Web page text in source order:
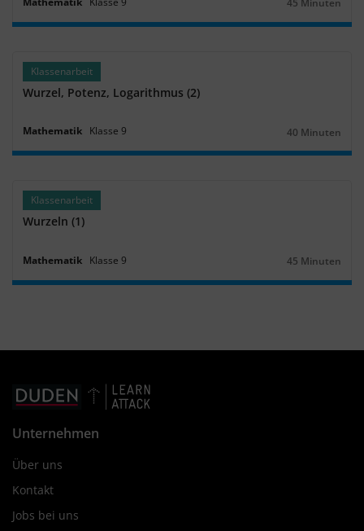
Dauer:
45 Minuten
Klassenarbeit
Wurzel, Potenz, Logarithmus (2)
Mathematik Klasse 9
Dauer:
40 Minuten
Klassenarbeit
Wurzeln (1)
Mathematik Klasse 9
Dauer:
45 Minuten
Unternehmen
Über uns
Kontakt
Jobs bei uns